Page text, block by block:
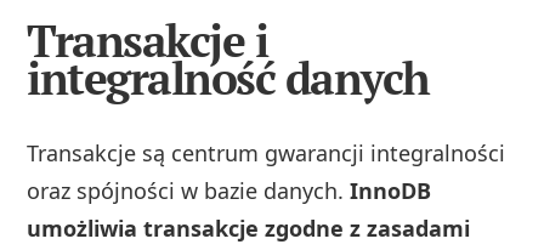
Transakcje i
integralność danych
Transakcje są centrum gwarancji integralności
oraz spójności w bazie danych.InnoDB
umożliwia transakcje zgodne z zasadami